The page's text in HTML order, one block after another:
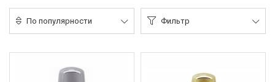
По популярности Фильтр